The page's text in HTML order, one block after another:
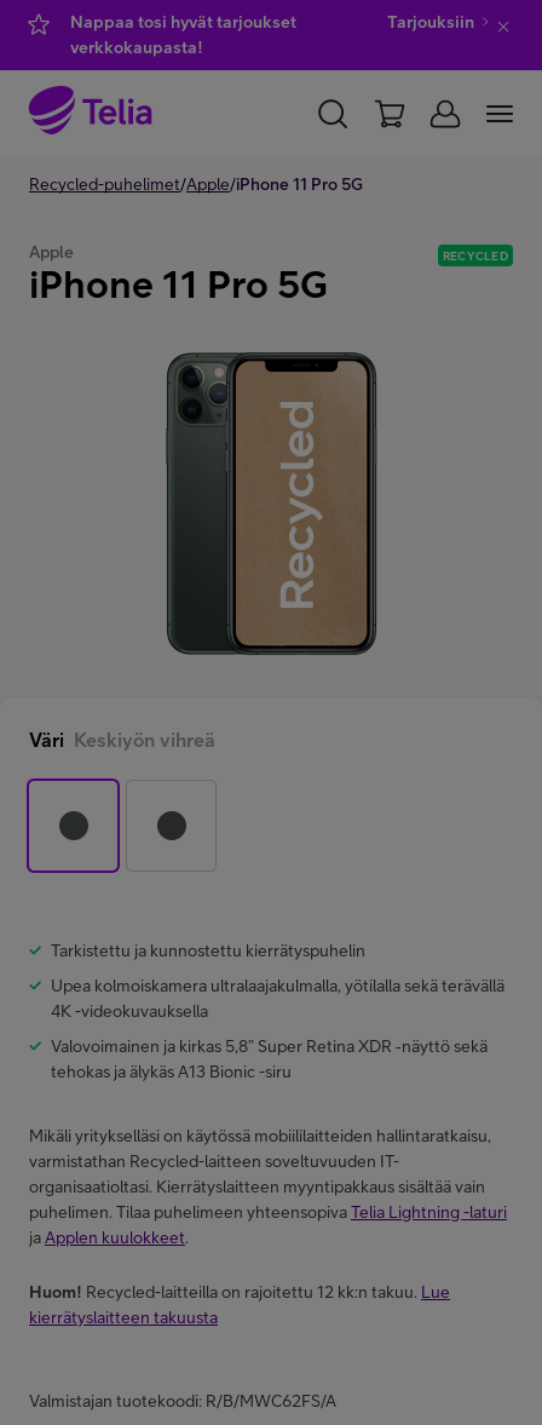
Nappaa tosi hyvät tarjoukset
verkkokaupasta!
Tarjouksiin
YKSITYISILLE YRITYKSILLE WHOLESALE
FI EN SV
Recycled-puhelimet/Apple/iPhone 11 Pro 5G
RECYCLED
Apple
iPhone 11 Pro 5G
Väri Keskiyön vihreä
Tarkistettu ja kunnostettu kierrätyspuhelin
Upea kolmoiskamera ultralaajakulmalla, yötilalla sekä terävällä
4K -videokuvauksella
Valovoimainen ja kirkas 5,8” Super Retina XDR ‑näyttö sekä
tehokas ja älykäs A13 Bionic -siru
Mikäli yritykselläsi on käytössä mobiililaitteiden hallintaratkaisu,
varmistathan Recycled-laitteen soveltuvuuden IT-
organisaatioltasi. Kierrätyslaitteen myyntipakkaus sisältää vain
puhelimen. Tilaa puhelimeen yhteensopivaTelia Lightning -laturi
jaApplen kuulokkeet.
Huom! Recycled-laitteilla on rajoitettu 12 kk:n takuu. Lue
kierrätyslaitteen takuusta
Valmistajan tuotekoodi: R/B/MWC62FS/A